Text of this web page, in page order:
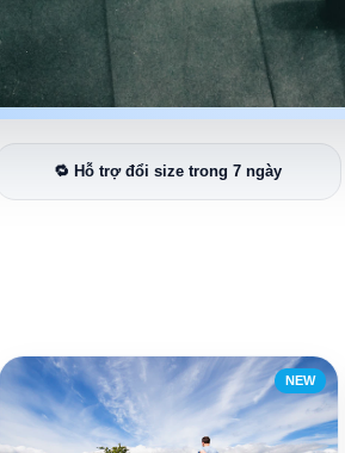
🔁 Hỗ trợ đổi size trong 7 ngày
NEW